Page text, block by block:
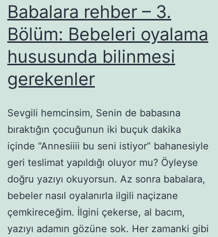
Babalara rehber – 3.
Bölüm: Bebeleri oyalama
hususunda bilinmesi
gerekenler
Sevgili hemcinsim, Senin de babasına
bıraktığın çocuğunun iki buçuk dakika
içinde “Annesiiii bu seni istiyor” bahanesiyle
geri teslimat yapıldığı oluyor mu? Öyleyse
doğru yazıyı okuyorsun. Az sonra babalara,
bebeler nasıl oyalanırla ilgili naçizane
çemkireceğim. İlgini çekerse, al bacım,
yazıyı adamın gözüne sok. Her zamanki gibi